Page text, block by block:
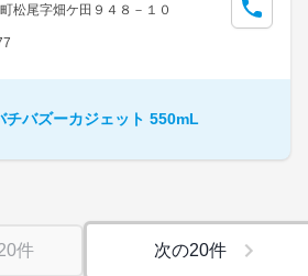
松尾字畑ケ田９４８－１０
チバズーカジェット 550mL
件 次の20件